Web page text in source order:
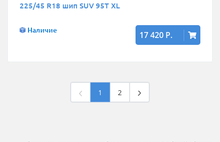
225/45 R18 шип SUV 95T XL
Наличие 17 420 Р.
1 2